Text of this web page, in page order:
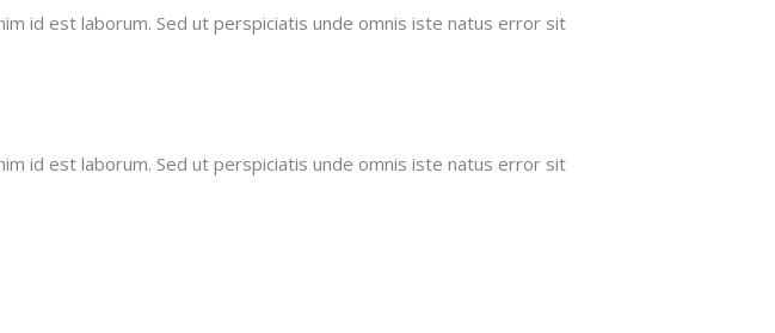
id est laborum. Sed ut perspiciatis unde omnis iste natus error sit
id est laborum. Sed ut perspiciatis unde omnis iste natus error sit